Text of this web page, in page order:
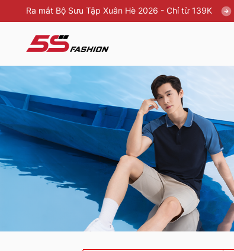
Ra mắt Bộ Sưu Tập Xuân Hè 2026 - Chỉ từ 139K